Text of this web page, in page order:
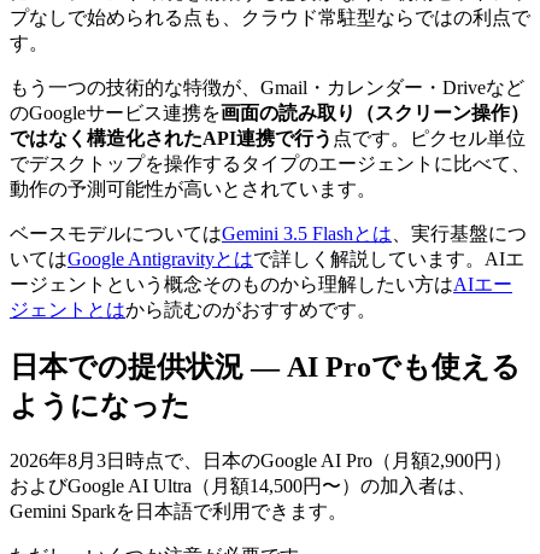
プなしで始められる点も、クラウド常駐型ならではの利点で
す。
もう一つの技術的な特徴が、Gmail・カレンダー・Driveなど
のGoogleサービス連携を画面の読み取り（スクリーン操作）
ではなく構造化されたAPI連携で行う 点です。ピクセル単位
でデスクトップを操作するタイプのエージェントに比べて、
動作の予測可能性が高いとされています。
ベースモデルについてはGemini 3.5 Flashとは、実行基盤につ
いてはGoogle Antigravityとはで詳しく解説しています。AIエ
ージェントという概念そのものから理解したい方はAIエー
ジェントとはから読むのがおすすめです。
日本での提供状況 — AI Proでも使える
ようになった
2026年8月3日時点で、日本のGoogle AI Pro（月額2,900円）
およびGoogle AI Ultra（月額14,500円〜）の加入者は、
Gemini Sparkを日本語で利用できます。